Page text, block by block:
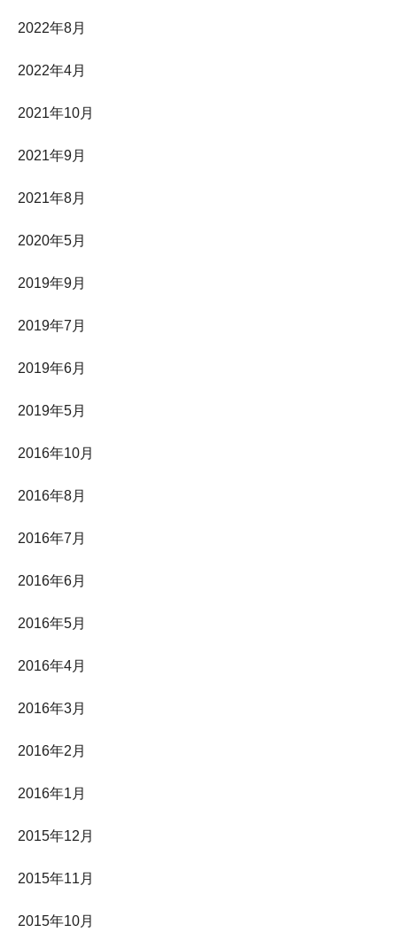
2022年8月
2022年4月
2021年10月
2021年9月
2021年8月
2020年5月
2019年9月
2019年7月
2019年6月
2019年5月
2016年10月
2016年8月
2016年7月
2016年6月
2016年5月
2016年4月
2016年3月
2016年2月
2016年1月
2015年12月
2015年11月
2015年10月